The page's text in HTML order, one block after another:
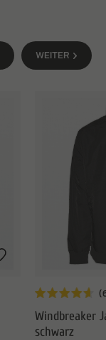
WEITER
Windbreaker
schwarz